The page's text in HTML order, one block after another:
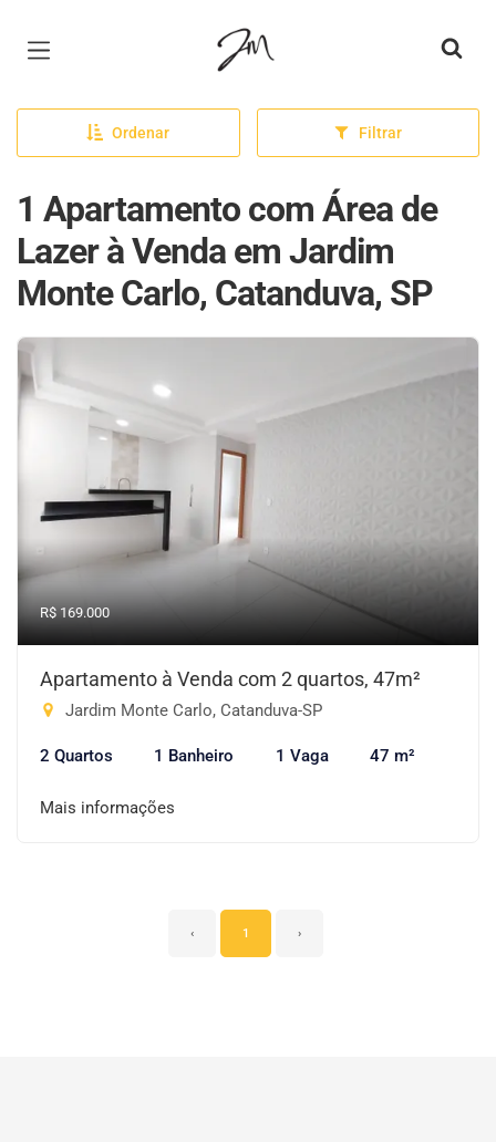
Página inicial
Ordenar Filtrar
1 Apartamento com Área de
Lazer à Venda em Jardim
Monte Carlo, Catanduva, SP
R$ 169.000
Apartamento à Venda com 2 quartos, 47m²
Jardim Monte Carlo, Catanduva-SP
2 Quartos 1 Banheiro 1 Vaga 47 m²
Mais informações
‹ 1 ›